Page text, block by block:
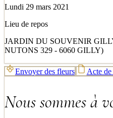
Lundi 29 mars 2021
Lieu de repos
JARDIN DU SOUVENIR
NUTONS 329 - 6060 GILLY)
Envoyer des fleurs Acte de
Nous sommes à